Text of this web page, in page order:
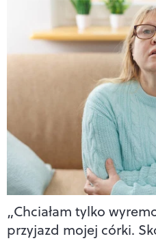
„Chciałam tylko
przyjazd mojej córki.